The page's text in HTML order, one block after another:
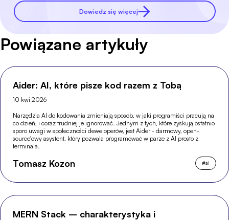
Dowiedz się więcej
Powiązane artykuły
Aider: AI, które pisze kod razem z Tobą
10 kwi 2026
Narzędzia AI do kodowania zmieniają sposób, w jaki programiści pracują na
co dzień, i coraz trudniej je ignorować. Jednym z tych, które zyskują ostatnio
sporo uwagi w społeczności deweloperów, jest Aider - darmowy, open-
source'owy asystent, który pozwala programować w parze z AI prosto z
terminala.
Tomasz Kozon #ai
MERN Stack – charakterystyka i